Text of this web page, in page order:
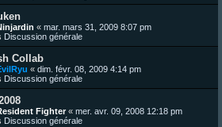
« mar. mars 31, 2009 8:07 pm
Discussion générale
Collab
« dim. févr. 08, 2009 4:14 pm
Discussion générale
Fighter« mer. avr. 09, 2008 12:18 pm
Discussion générale